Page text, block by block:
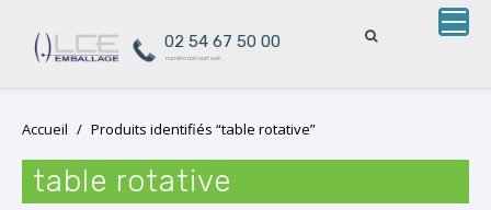
02 54 67 50 00
numéro non surtaxé
content
Accueil / Produits identifiés “table rotative”
table rotative